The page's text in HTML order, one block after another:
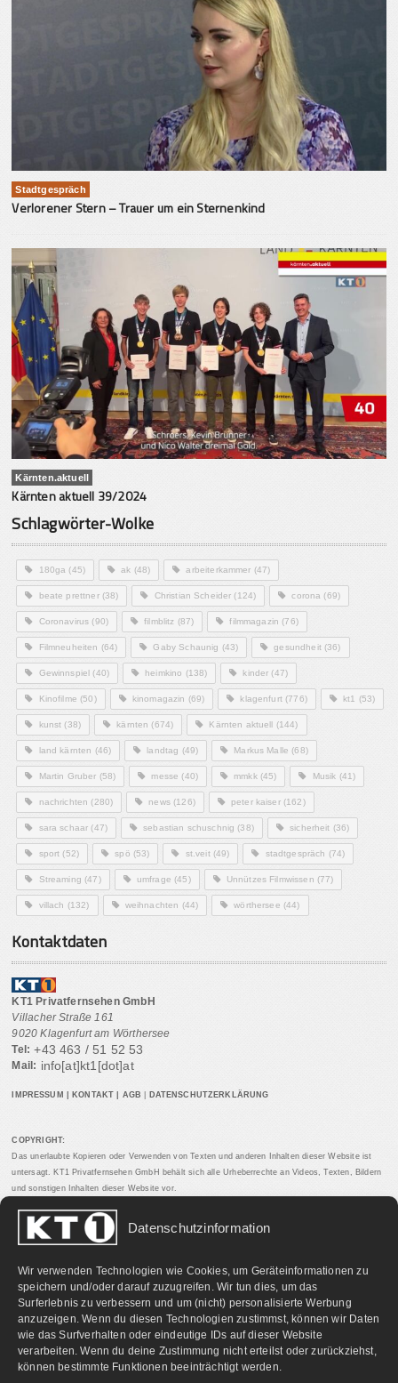
Datenschutzinformation
Wir verwenden Technologien wie Cookies, um Geräteinformationen zu
speichern und/oder darauf zuzugreifen. Wir tun dies, um das
Surferlebnis zu verbessern und um (nicht) personalisierte Werbung
anzuzeigen. Wenn du diesen Technologien zustimmst, können wir Daten
wie das Surfverhalten oder eindeutige IDs auf dieser Website
verarbeiten. Wenn du deine Zustimmung nicht erteilst oder zurückziehst,
können bestimmte Funktionen beeinträchtigt werden.
Stadtgespräch
Verlorener Stern – Trauer um ein Sternenkind
Kärnten.aktuell
Kärnten aktuell 39/2024
Schlagwörter-Wolke
180ga (45) ak (48) arbeiterkammer (47)
beate prettner(38) Christian Scheider (124) corona (69)
Coronavirus (90) filmblitz (87) filmmagazin (76)
Filmneuheiten (64) Gaby Schaunig (43) gesundheit(36)
Gewinnspiel (40) heimkino (138) kinder (47)
Kinofilme (50) kinomagazin (69) klagenfurt(776) kt1 (53)
kunst (38) kärnten (674) Kärnten aktuell (144)
land kärnten (46) landtag (49) Markus Malle (68)
Martin Gruber (58) messe (40) mmkk(45) Musik (41)
nachrichten (280) news(126) peter kaiser(162)
sara schaar (47) sebastian schuschnig (38) sicherheit (36)
sport (52) spö (53) st.veit(49) stadtgespräch (74)
Streaming (47) umfrage (45) Unnützes Filmwissen (77)
villach (132) weihnachten (44) wörthersee (44)
Kontaktdaten
KT1 Privatfernsehen GmbH
Villacher Straße 161
9020 Klagenfurt am Wörthersee
Tel: +43 463 / 51 52 53
Mail: info[at]kt1[dot]at
IMPRESSUM KONTAKT AGB DATENSCHUTZERKLÄRUNG
COPYRIGHT:
Das unerlaubte Kopieren oder Verwenden von Texten und anderen Inhalten dieser Website ist
untersagt. KT1 Privatfernsehen GmbH behält sich alle Urheberrechte an Videos, Texten, Bildern
und sonstigen Inhalten dieser Website vor.
PARTNERLINKS: